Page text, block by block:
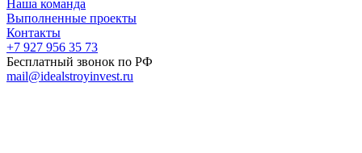
Наша команда
Выполненные проекты
Контакты
+7 927 956 35 73
Бесплатный звонок по РФ
mail@idealstroyinvest.ru